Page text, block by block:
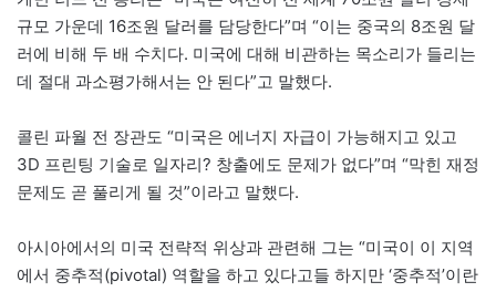
규모 가운데 16조원 달러를 담당한다”며 “이는 중국의 8조원 달
러에 비해 두 배 수치다. 미국에 대해 비관하는 목소리가 들리는
데 절대 과소평가해서는 안 된다”고 말했다.
콜린 파월 전 장관도 “미국은 에너지 자급이 가능해지고 있고
3D 프린팅 기술로 일자리? 창출에도 문제가 없다”며 “막힌 재정
문제도 곧 풀리게 될 것”이라고 말했다.
아시아에서의 미국 전략적 위상과 관련해 그는 “미국이 이 지역
에서 중추적(pivotal) 역할을 하고 있다고들 하지만 ‘중추적’이란